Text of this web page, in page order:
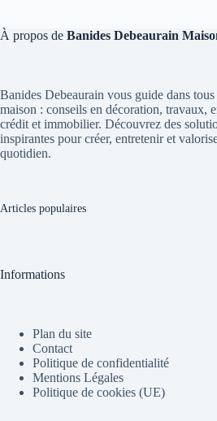
À propos de Banides Debeaurain
Banides Debeaurain vous guide dans tous
maison : conseils en décoration, travaux,
crédit et immobilier. Découvrez des
inspirantes pour créer, entretenir et
quotidien.
Articles populaires
Informations
Plan du site
Contact
Politique de confidentialité
Mentions Légales
Politique de cookies (UE)